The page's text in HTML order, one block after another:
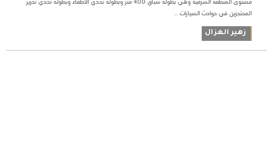
المحتجزين في حوادث السيارات ...
زهير الغزال